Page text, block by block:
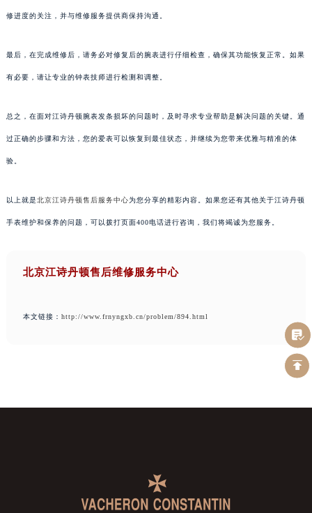
修进度的关注，并与维修服务提供商保持沟通。
最后，在完成维修后，请务必对修复后的腕表进行仔细检查，确保其功能恢复正常。如果
有必要，请让专业的钟表技师进行检测和调整。
总之，在面对江诗丹顿腕表发条损坏的问题时，及时寻求专业帮助是解决问题的关键。通
过正确的步骤和方法，您的爱表可以恢复到最佳状态，并继续为您带来优雅与精准的体
验。
以上就是北京江诗丹顿售后服务中心为您分享的精彩内容。如果您还有其他关于江诗丹顿
手表维护和保养的问题，可以拨打页面400电话进行咨询，我们将竭诚为您服务。
北京江诗丹顿售后维修服务中心
本文链接： http://www.frnyngxb.cn/problem/894.html